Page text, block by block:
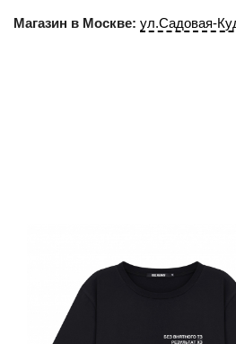
Магазин в Москве: ул.Садовая-